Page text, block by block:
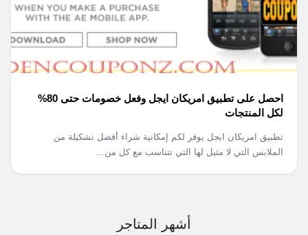
احصل على تطبيق امريكان ايجل وفعل خصومات حتى 80%
لكل المنتجات
تطبيق امريكان ايجل يوفر لكم إمكانية شراء أفضل تشكيلة من
الملابس التي لا مثيل لها التي تتناسب مع كل من...
أشهر المتاجر